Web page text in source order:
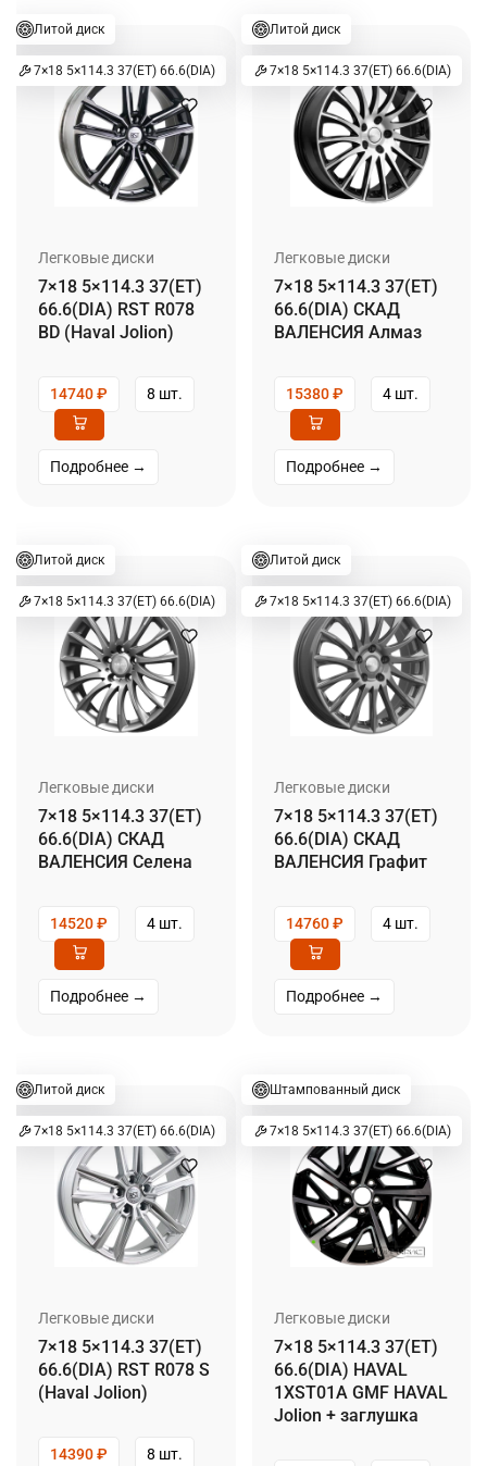
Литой диск
7×18 5×114.3 37(ET) 66.6(DIA)
Легковые диски
7×18 5×114.3 37(ET)
66.6(DIA) RST R078
BD (Haval Jolion)
14740₽ 8 шт.
Подробнее →
Литой диск
7×18 5×114.3 37(ET) 66.6(DIA)
Легковые диски
7×18 5×114.3 37(ET)
66.6(DIA) СКАД
ВАЛЕНСИЯ Алмаз
15380₽ 4 шт.
Подробнее →
Литой диск
7×18 5×114.3 37(ET) 66.6(DIA)
Легковые диски
7×18 5×114.3 37(ET)
66.6(DIA) СКАД
ВАЛЕНСИЯ Селена
14520₽ 4 шт.
Подробнее →
Литой диск
7×18 5×114.3 37(ET) 66.6(DIA)
Легковые диски
7×18 5×114.3 37(ET)
66.6(DIA) СКАД
ВАЛЕНСИЯ Графит
14760₽ 4 шт.
Подробнее →
Литой диск
7×18 5×114.3 37(ET) 66.6(DIA)
Легковые диски
7×18 5×114.3 37(ET)
66.6(DIA) RST R078 S
(Haval Jolion)
14390₽ 8 шт.
Штампованный диск
7×18 5×114.3 37(ET) 66.6(DIA)
Легковые диски
7×18 5×114.3 37(ET)
66.6(DIA) HAVAL
1XST01A GMF HAVAL
Jolion + заглушка